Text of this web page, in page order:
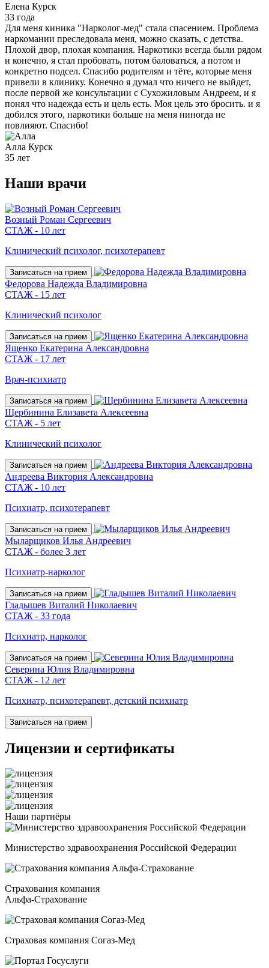
Елена Курск
33 года
Для меня киника "Нарколог-мед" стала спасением. Проблема
наркомании преследовала меня, можно сказать, с детства.
Плохой двор, плохая компания. Наркотики всегда были рядом
и конечно, я стал пробовать, потом баловаться, а потом и
конкретно подсел. Спасибо родителям и тёте, которые меня
привели в клинику. Конечно я думал что ничего не выйдет,
после первой же консультации с Сухожиловым Андреем, и я
понял что надежда есть и цель есть. Моя цель это бросить. и я
добился этого, наркотики больше на меня ниногда не
повлияют. Спасибо!
Алла Курск
35 лет
Наши врачи
Возный Роман Сергеевич
СТАЖ - 10 лет
Клинический психолог, психотерапевт
Записаться на прием
Федорова Надежда Владимировна
СТАЖ - 15 лет
Клинический психолог
Записаться на прием
Ященко Екатерина Александровна
СТАЖ - 17 лет
Врач-психиатр
Записаться на прием
Щербинина Елизавета Алексеевна
СТАЖ - 5 лет
Клинический психолог
Записаться на прием
Андреева Виктория Александровна
СТАЖ - 10 лет
Психиатр, психотерапевт
Записаться на прием
Мыларщиков Илья Андреевич
СТАЖ - более 3 лет
Психиатр-нарколог
Записаться на прием
Гладышев Виталий Николаевич
СТАЖ - 33 года
Психиатр, нарколог
Записаться на прием
Северина Юлия Владимировна
СТАЖ - 12 лет
Психиатр, психотерапевт, детский психиатр
Записаться на прием
Лицензии и сертификаты
Наши партнёры
Министерство здравоохранения Российской Федерации
Страхования компания
Альфа-Страхование
Страховая компания Согаз-Мед